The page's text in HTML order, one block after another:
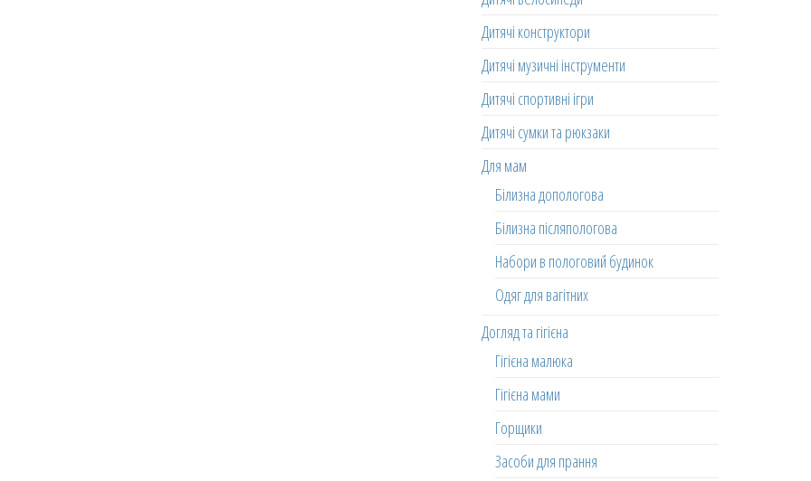
Дитячі конструктори
Дитячі музичні інструменти
Дитячі спортивні ігри
Дитячі сумки та рюкзаки
Для мам
Білизна допологова
Білизна післяпологова
Набори в пологовий будинок
Одяг для вагітних
Догляд та гігієна
Гігієна малюка
Гігієна мами
Горщики
Засоби для прання